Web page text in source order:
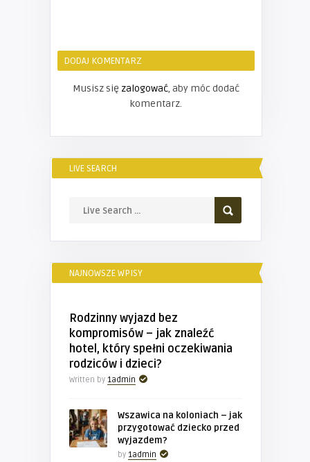
DODAJ KOMENTARZ
Musisz się zalogować, aby móc dodać
komentarz.
LIVE SEARCH
NAJNOWSZE WPISY
Rodzinny wyjazd bez
kompromisów – jak znaleźć
hotel, który spełni oczekiwania
rodziców i dzieci?
Written by 1admin
Wszawica na koloniach – jak
przygotować dziecko przed
wyjazdem?
by 1admin